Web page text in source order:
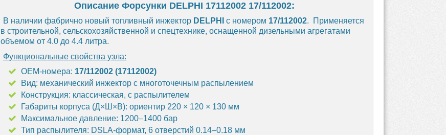
Описание Форсунки DELPHI 17112002 17/112002:
В наличии фабрично новый топливный инжектор DELPHI с номером 17/112002. Применяется
в строительной, сельскохозяйственной и спецтехнике, оснащенной дизельными агрегатами
объемом от 4.0 до 4.4 литра.
Функциональные свойства узла:
OEM-номера: 17/112002 (17112002)
Вид: механический инжектор с многоточечным распылением
Конструкция: классическая, с распылителем
Габариты корпуса (Д×Ш×В): ориентир 220 × 120 × 130 мм
Максимальное давление: 1200–1400 бар
Тип распылителя: DSLA-формат, 6 отверстий 0.14–0.18 мм